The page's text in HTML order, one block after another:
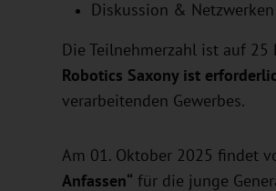
Diskussion &
Die Teilnehmerzahl ist auf 25
Robotics Saxony ist
verarbeitenden Gewerbes.
Am 01. Oktober 2025 findet
Anfassen“ für die junge